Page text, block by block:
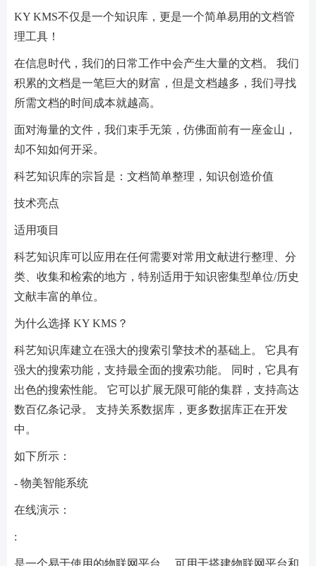
KY KMS不仅是一个知识库，更是一个简单易用的文档管
理工具！
在信息时代，我们的日常工作中会产生大量的文档。 我们
积累的文档是一笔巨大的财富，但是文档越多，我们寻找
所需文档的时间成本就越高。
面对海量的文件，我们束手无策，仿佛面前有一座金山，
却不知如何开采。
科艺知识库的宗旨是：文档简单整理，知识创造价值
技术亮点
适用项目
科艺知识库可以应用在任何需要对常用文献进行整理、分
类、收集和检索的地方，特别适用于知识密集型单位/历史
文献丰富的单位。
为什么选择 KY KMS？
科艺知识库建立在强大的搜索引擎技术的基础上。 它具有
强大的搜索功能，支持最全面的搜索功能。 同时，它具有
出色的搜索性能。 它可以扩展无限可能的集群，支持高达
数百亿条记录。 支持关系数据库，更多数据库正在开发
中。
如下所示：
- 物美智能系统
在线演示：
:
是一个易于使用的物联网平台。 可用于搭建物联网平台和